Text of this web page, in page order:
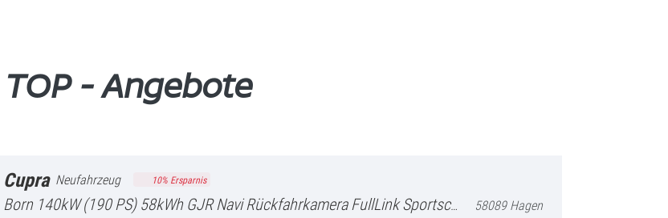
TOP - Angebote
Cupra Neufahrzeug 10% Ersparnis
Born 140kW (190 PS) 58kWh GJR Navi Rückfahrkamera FullLink Sportschalensitze Einparkhilfe 58089 Hagen